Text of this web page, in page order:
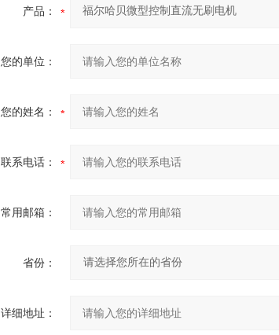
产品：
您的单位：
您的姓名：
联系电话：
常用邮箱：
省份：
详细地址：